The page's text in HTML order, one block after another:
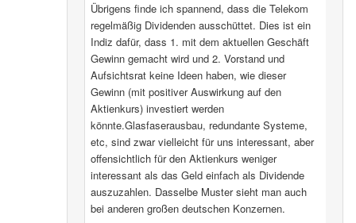
Übrigens finde ich spannend, dass die Telekom
regelmäßig Dividenden ausschüttet. Dies ist ein
Indiz dafür, dass 1. mit dem aktuellen Geschäft
Gewinn gemacht wird und 2. Vorstand und
Aufsichtsrat keine Ideen haben, wie dieser
Gewinn (mit positiver Auswirkung auf den
Aktienkurs) investiert werden
könnte.Glasfaserausbau, redundante Systeme,
etc, sind zwar vielleicht für uns interessant, aber
offensichtlich für den Aktienkurs weniger
interessant als das Geld einfach als Dividende
auszuzahlen. Dasselbe Muster sieht man auch
bei anderen großen deutschen Konzernen.